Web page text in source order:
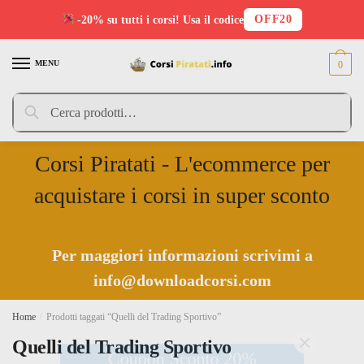
MENU
Cerca:
Cerca
0
Corsi Piratati - L'ecommerce per
acquistare i corsi in super sconto
Per maggiori informazioni scrivimi a
info@downloadcorsi.com
Home Prodotti taggati “Quelli del Trading Sportivo”
Quelli del Trading Sportivo
Coupon Sconto 20%
-20% su tutti i corsi! Usa il codice OFF20